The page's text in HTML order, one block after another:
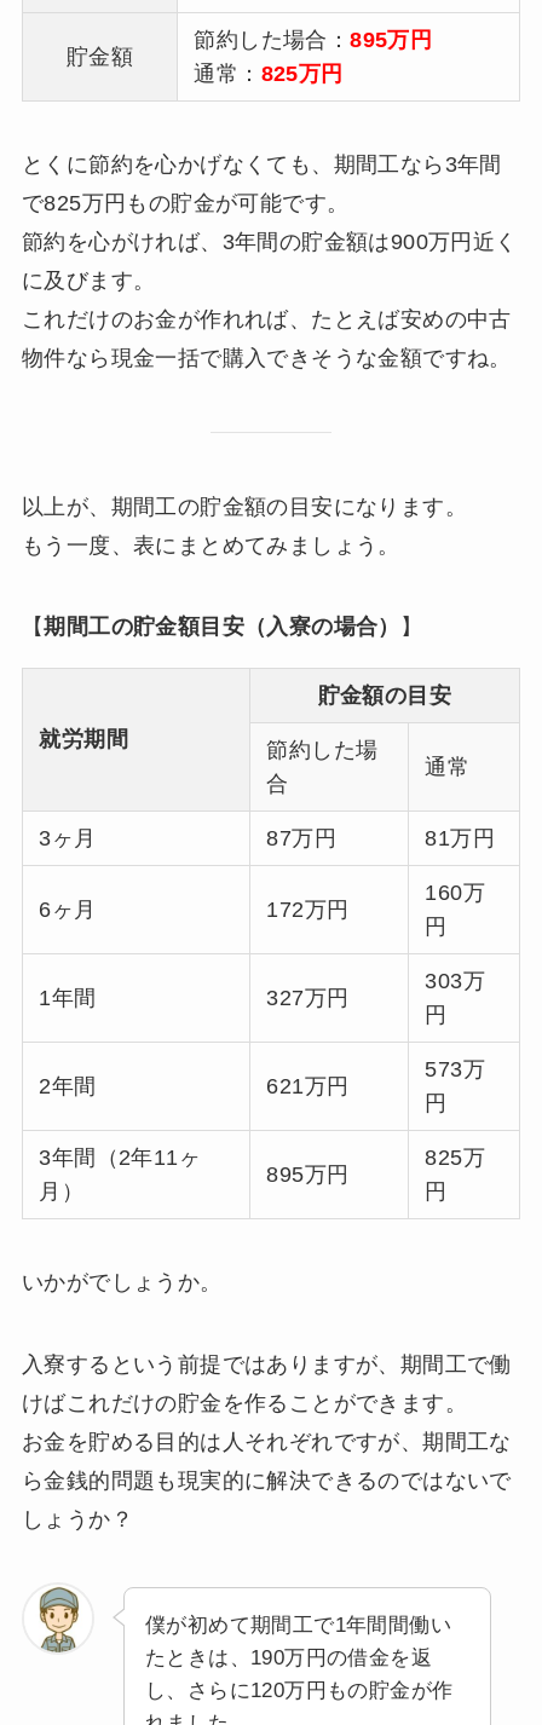
貯金額
節約した場合：895万円
通常： 825万円
とくに節約を心かげなくても、期間工なら3年間
で825万円もの貯金が可能です。
節約を心がければ、3年間の貯金額は900万円近く
に及びます。
これだけのお金が作れれば、たとえば安めの中古
物件なら現金一括で購入できそうな金額ですね。
以上が、期間工の貯金額の目安になります。
もう一度、表にまとめてみましょう。
【期間工の貯金額目安（入寮の場合） 】
就労期間
貯金額の目安
節約した場
合
通常
3ヶ月 87万円 81万円
6ヶ月 172万円
160万
円
1年間 327万円
303万
円
2年間 621万円
573万
円
3年間（2年11ヶ
月）
895万円
825万
円
いかがでしょうか。
入寮するという前提ではありますが、期間工で働
けばこれだけの貯金を作ることができます。
お金を貯める目的は人それぞれですが、期間工な
ら金銭的問題も現実的に解決できるのではないで
しょうか？
僕が初めて期間工で1年間間働い
たときは、190万円の借金を返
し、さらに120万円もの貯金が作